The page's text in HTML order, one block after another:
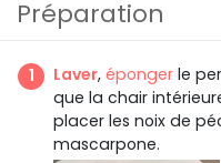
Préparation
Laver, éponger le
que la chair
placer les noix de
mascarpone.